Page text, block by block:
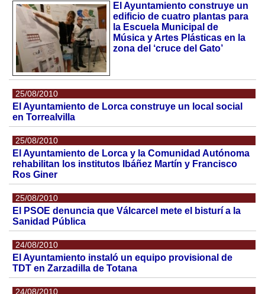
El Ayuntamiento construye un
edificio de cuatro plantas para
la Escuela Municipal de
Música y Artes Plásticas en la
zona del ‘cruce del Gato’
25/08/2010
El Ayuntamiento de Lorca construye un local social
en Torrealvilla
25/08/2010
El Ayuntamiento de Lorca y la Comunidad Autónoma
rehabilitan los institutos Ibáñez Martín y Francisco
Ros Giner
25/08/2010
El PSOE denuncia que Válcarcel mete el bisturí a la
Sanidad Pública
24/08/2010
El Ayuntamiento instaló un equipo provisional de
TDT en Zarzadilla de Totana
24/08/2010